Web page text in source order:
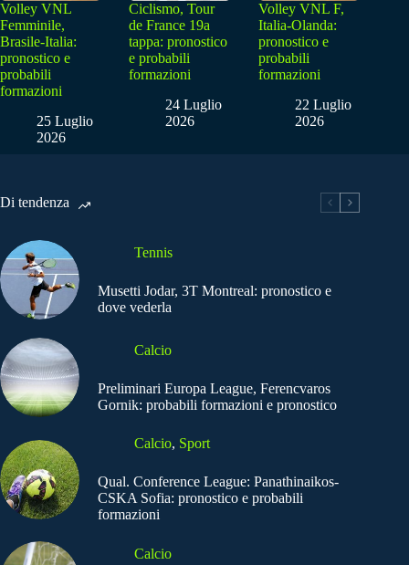
Volley VNL
Femminile,
Brasile-Italia:
pronostico e
probabili
formazioni
25 Luglio
2026
Ciclismo, Tour
de France 19a
tappa: pronostico
e probabili
formazioni
24 Luglio
2026
Volley VNL F,
Italia-Olanda:
pronostico e
probabili
formazioni
22 Luglio
2026
Di tendenza
Tennis
Musetti Jodar, 3T Montreal: pronostico e
dove vederla
Calcio
Preliminari Europa League, Ferencvaros
Gornik: probabili formazioni e pronostico
Calcio, Sport
Qual. Conference League: Panathinaikos-
CSKA Sofia: pronostico e probabili
formazioni
Calcio